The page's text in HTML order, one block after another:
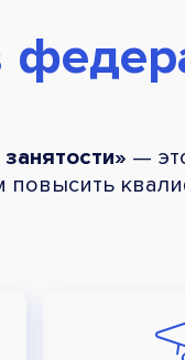
—
повысить